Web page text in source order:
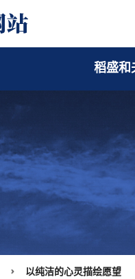
人物简介
经营
稻盛和
演讲
研究会/研
学习京瓷的
致辞
以纯洁的心灵描绘愿望